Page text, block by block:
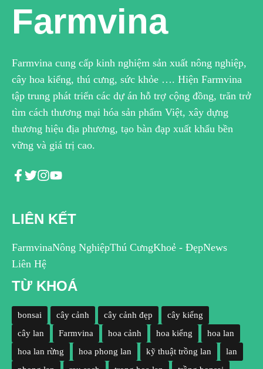
Farmvina
Farmvina cung cấp kinh nghiệm sản xuất nông nghiệp,
cây hoa kiểng, thú cưng, sức khỏe …. Hiện Farmvina
tập trung phát triển các dự án hỗ trợ cộng đồng, trăn trở
tìm cách thương mại hóa sản phẩm Việt, xây dựng
thương hiệu địa phương, tạo bàn đạp xuất khẩu bền
vững và giá trị cao.
LIÊN KẾT
FarmvinaNông NghiệpThú CưngKhoẻ - ĐẹpNews
Liên Hệ
TỪ KHOÁ
bonsai cây cảnh cây cảnh đẹp
cây kiểng
cây lan
Farmvina hoa cảnh hoa kiểng
hoa lan
hoa lan rừng
hoa phong lan kỹ thuật trồng lan
lan